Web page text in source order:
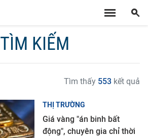
TÌM KIẾM
Tìm thấy 553 kết quả
THỊ TRƯỜNG
Giá vàng "án binh bất
động", chuyên gia chỉ thời